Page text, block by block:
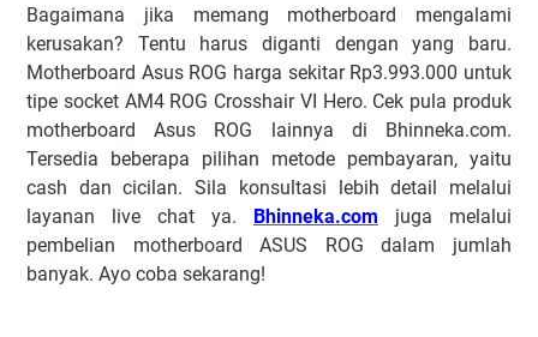
Bagaimana jika memang motherboard mengalami
kerusakan? Tentu harus diganti dengan yang baru.
Motherboard Asus ROG harga sekitar Rp3.993.000 untuk
tipe socket AM4 ROG Crosshair VI Hero. Cek pula produk
motherboard Asus ROG lainnya di Bhinneka.com.
Tersedia beberapa pilihan metode pembayaran, yaitu
cash dan cicilan. Sila konsultasi lebih detail melalui
layanan live chat ya. Bhinneka.com juga melalui
pembelian motherboard ASUS ROG dalam jumlah
banyak. Ayo coba sekarang!